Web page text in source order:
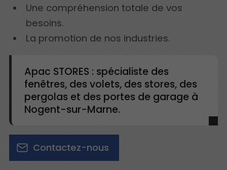
Une compréhension totale de vos
besoins.
La promotion de nos industries.
Apac STORES : spécialiste des
fenêtres, des volets, des stores, des
pergolas et des portes de garage à
Nogent-sur-Marne.
Contactez-nous